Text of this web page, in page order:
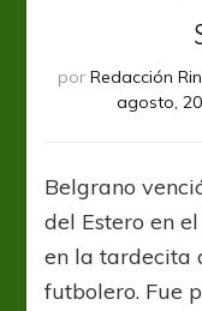
por Redacción
agosto,
Belgrano
del Estero en
en la tardecita
futbolero. Fue